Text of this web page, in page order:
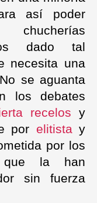
así poder
dado tal
necesita una
se aguanta
los debates
recelos y
por elitistay
por los
que la han
sin fuerza